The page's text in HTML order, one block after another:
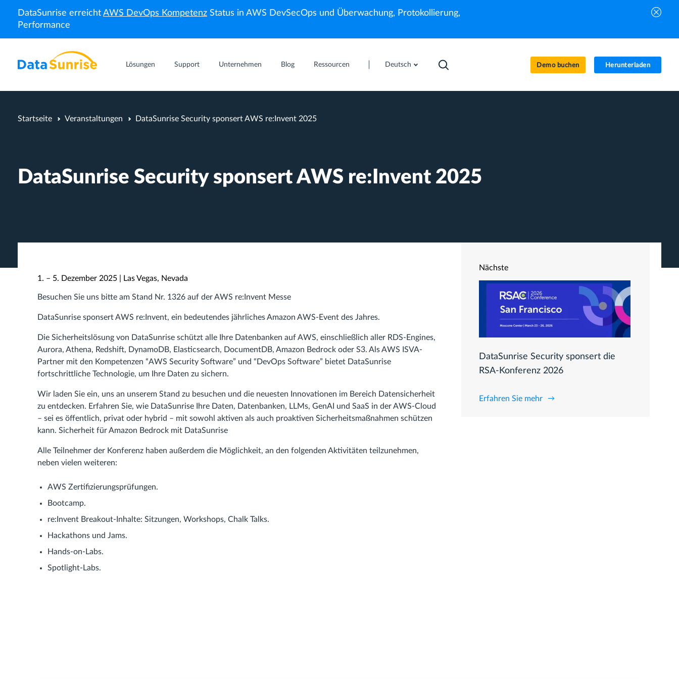
DataSunrise erreicht AWS DevOps Kompetenz Status in AWS DevSecOps und Überwachung, Protokollierung,
Performance
Lösungen Support Unternehmen Blog Ressourcen Deutsch Demo buchen Herunterladen
Startseite Veranstaltungen DataSunrise Security sponsert AWS re:Invent 2025
DataSunrise Security sponsert AWS re:Invent 2025
1. – 5. Dezember 2025 | Las Vegas, Nevada
Besuchen Sie uns bitte am Stand Nr. 1326 auf der AWS re:Invent Messe
DataSunrise sponsert AWS re:Invent, ein bedeutendes jährliches Amazon AWS-Event des Jahres.
Die Sicherheitslösung von DataSunrise schützt alle Ihre Datenbanken auf AWS, einschließlich aller RDS-Engines,
Aurora, Athena, Redshift, DynamoDB, Elasticsearch, DocumentDB, Amazon Bedrock oder S3. Als AWS ISVA-
Partner mit den Kompetenzen “AWS Security Software” und “DevOps Software” bietet DataSunrise
fortschrittliche Technologie, um Ihre Daten zu sichern.
Wir laden Sie ein, uns an unserem Stand zu besuchen und die neuesten Innovationen im Bereich Datensicherheit
zu entdecken. Erfahren Sie, wie DataSunrise Ihre Daten, Datenbanken, LLMs, GenAI und SaaS in der AWS-Cloud
– sei es öffentlich, privat oder hybrid – mit sowohl aktiven als auch proaktiven Sicherheitsmaßnahmen schützen
kann. Sicherheit für Amazon Bedrock mit DataSunrise
Alle Teilnehmer der Konferenz haben außerdem die Möglichkeit, an den folgenden Aktivitäten teilzunehmen,
neben vielen weiteren:
AWS Zertifizierungsprüfungen.
Bootcamp.
re:Invent Breakout-Inhalte: Sitzungen, Workshops, Chalk Talks.
Hackathons und Jams.
Hands-on-Labs.
Spotlight-Labs.
Nächste
DataSunrise Security sponsert die
RSA-Konferenz 2026
Erfahren Sie mehr